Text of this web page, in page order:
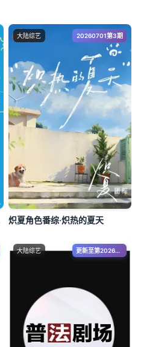
大陆综艺 20260701第3期
炽夏角色番综·炽热的夏天
大陆综艺 更新至第20260805期